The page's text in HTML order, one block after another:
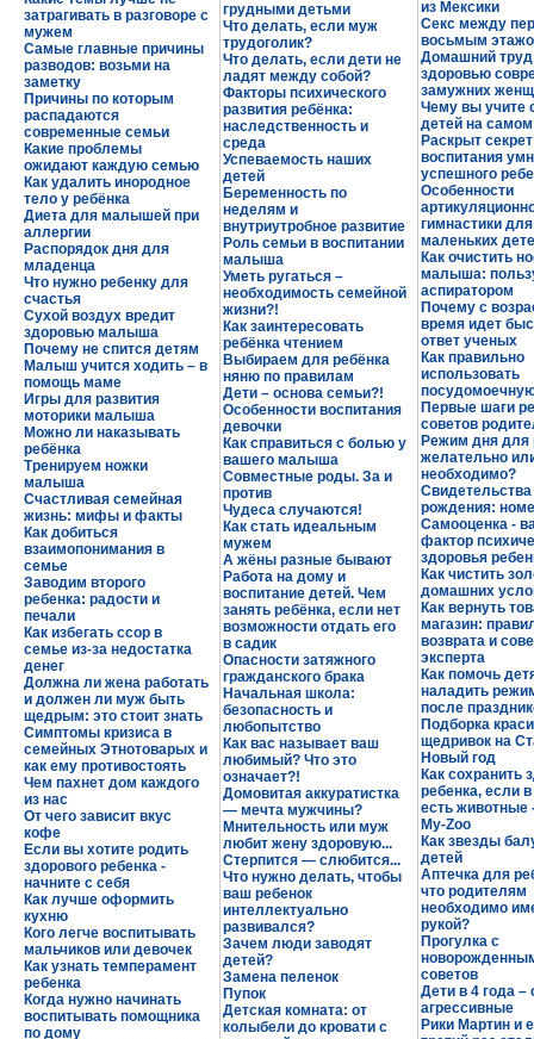
из Мексики
Секс между
восьмым
Домашний труд
здоровью
замужних
Чему вы учите
детей на
Раскрыт секрет
воспитания
успешного
Особенности
гимнастики для
маленьких
Как очистить
малыша:
аспиратором
Почему с
время идет
ответ ученых
Как правильно
использовать
Первые шаги
советов
Режим дня для
желательно
необходимо?
Свидетельства
рождения:
Самооценка -
фактор
здоровья
Как чистить
домашних
Как вернуть
магазин:
возврата и
эксперта
Как помочь
наладить
после
Подборка
щедривок на
Новый год
Как сохранить
ребенка, если
есть животные
My-Zoo
Как звезды
детей
Аптечка для
что родителям
необходимо
рукой?
Прогулка с
советов
Дети в 4 года
агрессивные
Рики Мартин и
затрагивать в разговоре с
мужем
Самые главные причины
разводов: возьми на
заметку
Причины по которым
распадаются
современные семьи
Какие проблемы
ожидают каждую семью
Как удалить инородное
тело у ребёнка
Диета для малышей при
аллергии
Распорядок дня для
младенца
Что нужно ребенку для
счастья
Сухой воздух вредит
здоровью малыша
Почему не спится детям
Малыш учится ходить – в
помощь маме
Игры для развития
моторики малыша
Можно ли наказывать
ребёнка
Тренируем ножки
малыша
Счастливая семейная
жизнь: мифы и факты
Как добиться
взаимопонимания в
семье
Заводим второго
ребенка: радости и
печали
Как избегать ссор в
семье из-за недостатка
денег
Должна ли жена работать
и должен ли муж быть
щедрым: это стоит знать
Симптомы кризиса в
семейных Этнотоварых и
как ему противостоять
Чем пахнет дом каждого
из нас
От чего зависит вкус
кофе
Если вы хотите родить
здорового ребенка -
начните с себя
Как лучше оформить
кухню
Кого легче воспитывать
мальчиков или девочек
Как узнать темперамент
ребенка
Когда нужно начинать
воспитывать помощника
по дому
грудными детьми
Что делать, если муж
трудоголик?
Что делать, если дети не
ладят между собой?
Факторы психического
развития ребёнка:
наследственность и
среда
Успеваемость наших
детей
Беременность по
неделям и
внутриутробное развитие
Роль семьи в воспитании
малыша
Уметь ругаться –
необходимость семейной
жизни?!
Как заинтересовать
ребёнка чтением
Выбираем для ребёнка
няню по правилам
Дети – основа семьи?!
Особенности воспитания
девочки
Как справиться с болью у
вашего малыша
Совместные роды. За и
против
Чудеса случаются!
Как стать идеальным
мужем
А жёны разные бывают
Работа на дому и
воспитание детей. Чем
занять ребёнка, если нет
возможности отдать его
в садик
Опасности затяжного
гражданского брака
Начальная школа:
безопасность и
любопытство
Как вас называет ваш
любимый? Что это
означает?!
Домовитая аккуратистка
— мечта мужчины?
Мнительность или муж
любит жену здоровую...
Стерпится — слюбится...
Что нужно делать, чтобы
ваш ребенок
интеллектуально
развивался?
Зачем люди заводят
детей?
Замена пеленок
Пупок
Детская комната: от
колыбели до кровати с